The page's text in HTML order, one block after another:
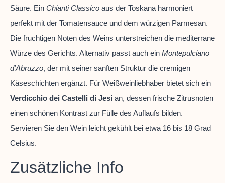
Säure. Ein Chianti Classico aus der Toskana harmoniert
perfekt mit der Tomatensauce und dem würzigen Parmesan.
Die fruchtigen Noten des Weins unterstreichen die mediterrane
Würze des Gerichts. Alternativ passt auch ein Montepulciano
d’Abruzzo, der mit seiner sanften Struktur die cremigen
Käseschichten ergänzt. Für Weißweinliebhaber bietet sich ein
Verdicchio dei Castelli di Jesi an, dessen frische Zitrusnoten
einen schönen Kontrast zur Fülle des Auflaufs bilden.
Servieren Sie den Wein leicht gekühlt bei etwa 16 bis 18 Grad
Celsius.
Zusätzliche Info